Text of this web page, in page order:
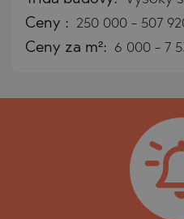
Ceny : 250 000 - 507
Ceny za m²: 6 000 - 7